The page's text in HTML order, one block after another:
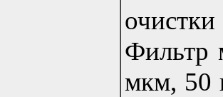
Фильтр
мкм, 50